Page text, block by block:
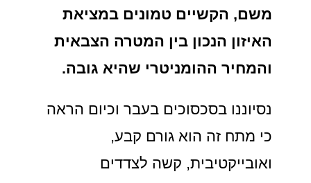
משם, הקשיים טמונים במציאת
האיזון הנכון בין המטרה הצבאית
והמחיר ההומניטרי שהיא גובה.
נסיוננו בסכסוכים בעבר וכיום הראה
כי מתח זה הוא גורם קבע,
ואובייקטיבית, קשה לצדדים